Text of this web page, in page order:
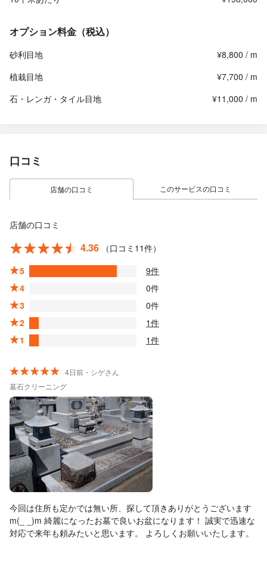
オプション料金（税込）
砂利目地
¥8,800 / m
植栽目地
¥7,700 / m
石・レンガ・タイル目地
¥11,000 / m
口コミ
店舗の口コミ このサービスの口コミ
店舗の口コミ
4.36
（口コミ11件）
5
9件
4
0件
3
0件
2
1件
1
1件
4日前・シゲさん
墓石クリーニング
今回は住所も定かでは無い所、探して頂きありがとうございます
m(_ _)m 綺麗になったお墓で良いお盆になります！ 誠実で迅速な
対応で来年も頼みたいと思います。 よろしくお願いいたします。